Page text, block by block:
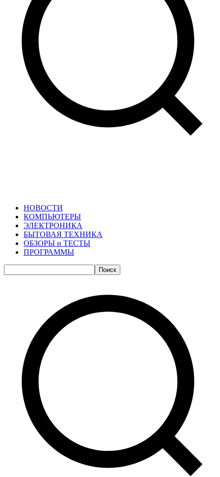
НОВОСТИ
КОМПЬЮТЕРЫ
ЭЛЕКТРОНИКА
БЫТОВАЯ ТЕХНИКА
ОБЗОРЫ и ТЕСТЫ
ПРОГРАММЫ
Поиск